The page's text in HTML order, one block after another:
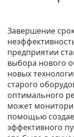
Завершение
предприятии
выбора нового
новых
старого
оптимального
может
помощью
эффективного